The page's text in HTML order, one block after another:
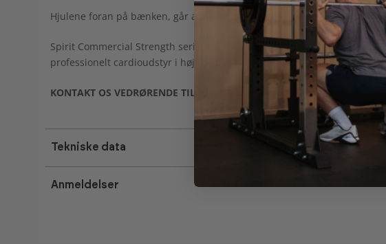
Hjulene foran på bænken, går at den hurtigt og nemt kan flyttes rundt
Spirit Commercial Strength serien passer perfekt sammen med Sprirts
professionelt cardioudstyr i høj kvalitet til yderst fornuftige priser.
KONTAKT OS VEDRØRENDE TILBUD OG LEVERINGSTID
Tekniske data
Anmeldelser